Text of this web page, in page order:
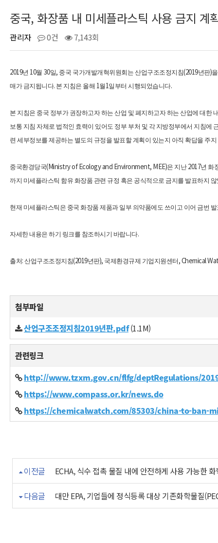
중국, 화장품 내 미세플라스틱 사용 금지 계
관리자 0건 7,143회
2019년 10월 30일, 중국 국가개발개혁위원회는 산업구조조정지침(2019년판)
매가 금지됩니다. 본 지침은 올해 1월 1일부터 시행되었습니다.
본 지침은 중국 정부가 권장하고자 하는 산업 및 폐지하고자 하는 산업에 대
보통 지침 자체로 법적인 효력이 있어도 정부 부처 및 각 지방정부에서 지침에
련 세부정보를 제공하는 별도의 규정을 발표할 계획이 있는지 아직 확답을 주
중국환경당국(Ministry of Ecology and Environment, MEE)은 지난2017년 화
까지 미세플라스틱 함유 화장품 관련 규정 혹은 공식적으로 금지를 발표하지
현재 미세플라스틱은 중국 화장품 제품과 일부 의약품에도 쓰이고 이어 금번
자세한 내용은 하기 링크를 참조하시기 바랍니다.
출처: 산업구조조정지침(2019년판), 국제환경규제 기업지원센터 , Chemical
첨부파일
산업구조조정지침2019년판.pdf(1.1M)
관련링크
http://www.tzxm.gov.cn/flfg/deptRegulations/
https://www.compass.or.kr/news.do
https://chemicalwatch.com/85303/china-to-ban-
이전글 ECHA, 식수 접촉 물질 내에 안전하게 사용 가능한
다음글 대만 EPA, 기업들에 정식등록 대상 기존화학물질